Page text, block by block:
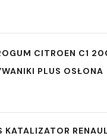
CITROEN C1
PLUS OSŁONA
KATALIZATOR